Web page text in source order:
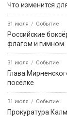
Что изменится
31 июля Событие
Российские
флагом и гимном
31 июля Событие
Глава
посёлке
31 июля Событие
Прокуратура